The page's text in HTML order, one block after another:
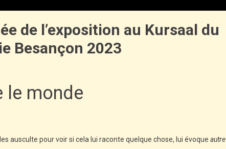
de l’exposition au Kursaal du
Besançon 2023
le monde
ausculte pour voir si cela lui raconte quelque chose, lui évoque autre